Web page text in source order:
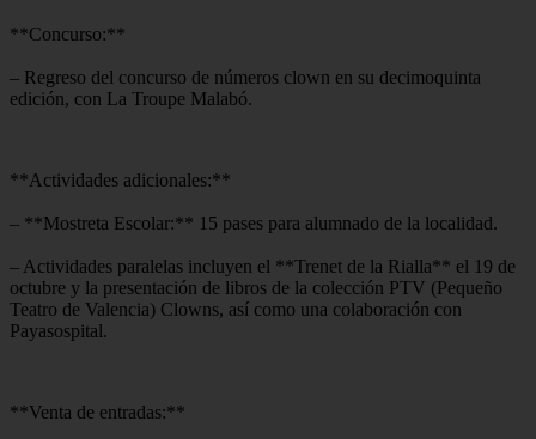
**Concurso:**
– Regreso del concurso de números clown en su decimoquinta
edición, con La Troupe Malabó.
**Actividades adicionales:**
– **Mostreta Escolar:** 15 pases para alumnado de la localidad.
– Actividades paralelas incluyen el **Trenet de la Rialla** el 19 de
octubre y la presentación de libros de la colección PTV (Pequeño
Teatro de Valencia) Clowns, así como una colaboración con
Payasospital.
**Venta de entradas:**